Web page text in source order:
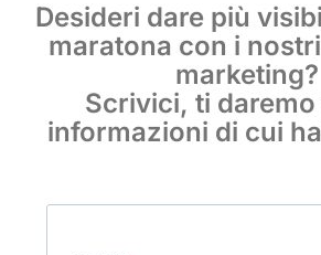
Desideri dare più
maratona con i
marketing?
Scrivici, ti
informazioni di cui